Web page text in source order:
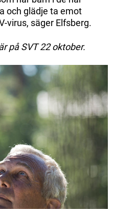
och glädje ta emot
virus, säger Elfsberg.
på SVT 22 oktober.